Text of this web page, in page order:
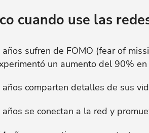
cuando use las
sufren de FOMO (fear of
un aumento del 90%
comparten detalles de sus
se conectan a la red y